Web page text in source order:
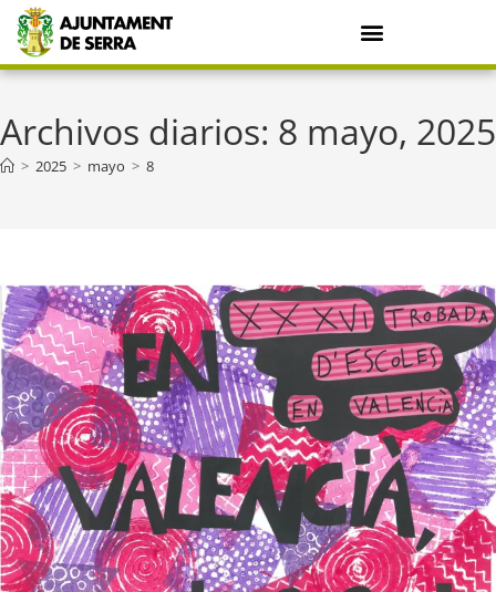
Archivos diarios: 8 mayo, 2025
> 2025 > mayo > 8